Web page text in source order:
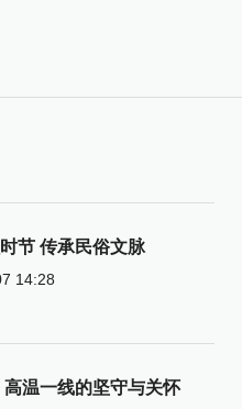
节 传承民俗文脉
14:28
高温一线的坚守与关怀